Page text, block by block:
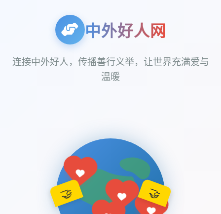
中外好人网
连接中外好人，传播善行义举，让世界充满爱与
温暖
🤝 🤝